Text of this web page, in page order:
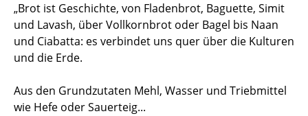
„Brot ist Geschichte, von Fladenbrot, Baguette, Simit
und Lavash, über Vollkornbrot oder Bagel bis Naan
und Ciabatta: es verbindet uns quer über die Kulturen
und die Erde.
Aus den Grundzutaten Mehl, Wasser und Triebmittel
wie Hefe oder Sauerteig...